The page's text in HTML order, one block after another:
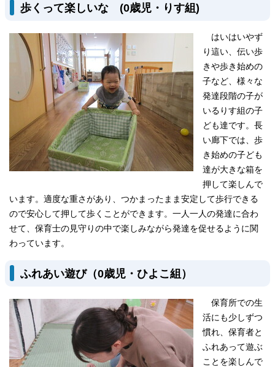
歩くって楽しいな (0歳児・りす組)
はいはいやず
り這い、伝い歩
きや歩き始めの
子など、様々な
発達段階の子が
いるりす組の子
ども達です。長
い廊下では、歩
き始めの子ども
達が大きな箱を
押して楽しんで
います。適度な重さがあり、つかまったまま安定して歩行できる
ので安心して押して歩くことができます。一人一人の発達に合わ
せて、保育士の見守りの中で楽しみながら発達を促せるように関
わっています。
ふれあい遊び（0歳児・ひよこ組）
保育所での生
活にも少しずつ
慣れ、保育者と
ふれあって遊ぶ
ことを楽しんで